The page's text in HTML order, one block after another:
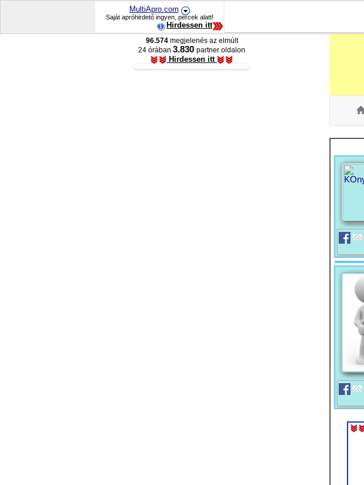
MultiApro.com
Saját apróhirdető ingyen, percek alatt!
Hirdessen itt
96.574megjelenés az elmúlt
24 órában 3.830 partner oldalon
Hirdessen itt